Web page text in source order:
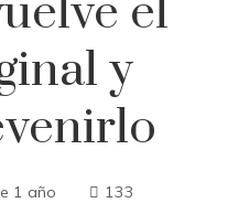
el
y
1 año 133